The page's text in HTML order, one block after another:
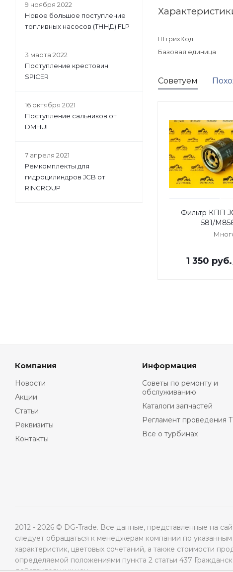
ШтрихКод
Базовая единица
Советуем
Фильтр КПП
581/
1 350 руб.
9 ноября 2022
Новое большое поступление
топливных насосов (ТННД) FLP
3 марта 2022
Поступление крестовин
SPICER
16 октября 2021
Поступление сальников от
DMHUI
7 апреля 2021
Ремкомплекты для
гидроцилиндров JCB от
RINGROUP
Компания
Новости
Акции
Статьи
Реквизиты
Контакты
Информация
Советы по ремонту и
обслуживанию
Каталоги запчастей
Регламент проведения
Все о турбинах
2012 - 2026 © DG-Trade. Все данные, представленные на
следует обращаться к менеджерам компании по
характеристик, цветовых сочетаний, а также стоимости
определяемой положениями пункта 2 статьи 437